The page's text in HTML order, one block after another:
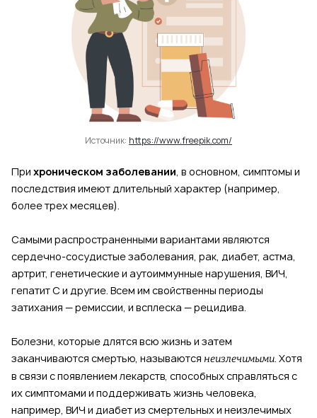
Источник: https://www.freepik.com/
При хроническом заболевании, в основном, симптомы и
последствия имеют длительный характер (например,
более трех месяцев).
Самыми распространенными вариантами являются
сердечно-сосудистые заболевания, рак, диабет, астма,
артрит, генетические и аутоиммунные нарушения, ВИЧ,
гепатит С и другие. Всем им свойственны периоды
затихания — ремиссии, и всплеска — рецидива.
Болезни, которые длятся всю жизнь и затем
заканчиваются смертью, называются неизлечимыми. Хотя
в связи с появлением лекарств, способных справляться с
их симптомами и поддерживать жизнь человека,
например, ВИЧ и диабет из смертельных и неизлечимых